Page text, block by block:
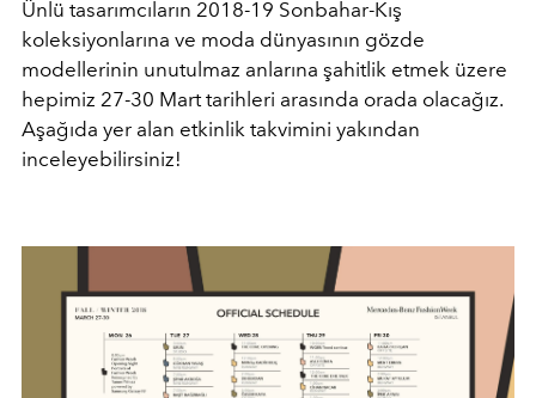
Ünlü tasarımcıların 2018-19 Sonbahar-Kış
koleksiyonlarına ve moda dünyasının gözde
modellerinin unutulmaz anlarına şahitlik etmek üzere
hepimiz 27-30 Mart tarihleri arasında orada olacağız.
Aşağıda yer alan etkinlik takvimini yakından
inceleyebilirsiniz!